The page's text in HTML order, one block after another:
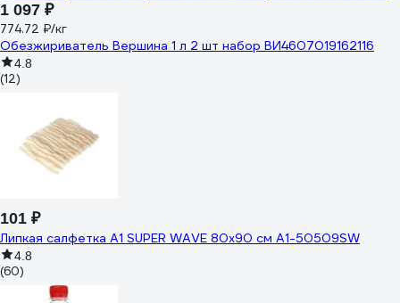
1 097 ₽
774.72 ₽/кг
Обезжириватель Вершина 1 л 2 шт набор ВИ4607019162116
4.8
(12)
101 ₽
Липкая салфетка А1 SUPER WAVE 80x90 см А1-50509SW
4.8
(60)